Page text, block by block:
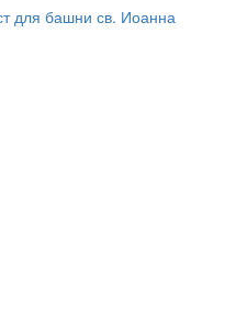
для башни св. Иоанна